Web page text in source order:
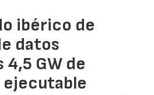
ibérico de
datos
4,5 GW de